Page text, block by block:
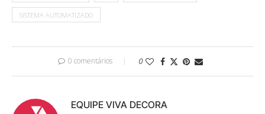
SISTEMA AUTOMATIZADO
0 comentários 0
EQUIPE VIVA DECORA